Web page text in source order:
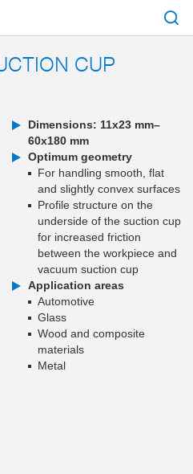
CUP
Dimensions: 11x23 mm–
60x180 mm
Optimum geometry
For handling smooth, flat
and slightly convex surfaces
Profile structure on the
underside of the suction cup
for increased friction
between the workpiece and
vacuum suction cup
Application areas
Automotive
Glass
Wood and composite
materials
Metal